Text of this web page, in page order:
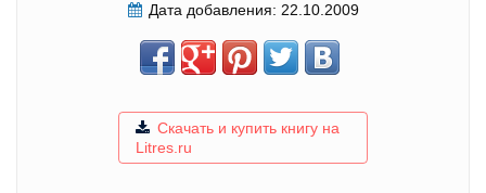
Дата добавления: 22.10.2009
Скачать и купить книгу на
Litres.ru